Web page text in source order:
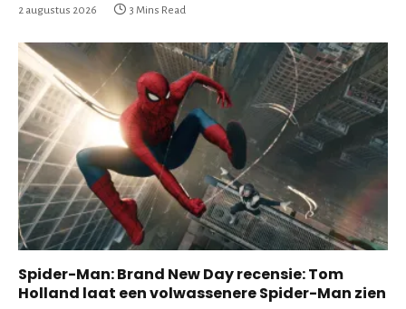
2 augustus 2026 3 Mins Read
Spider-Man: Brand New Day recensie: Tom
Holland laat een volwassenere Spider-Man zien